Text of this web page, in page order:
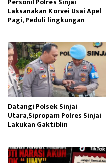
Laksanakan Korvei Usai Apel
Pagi, Peduli lingkungan
Datangi Polsek Sinjai
Utara,Sipropam Polres Sinjai
Lakukan Gaktiblin